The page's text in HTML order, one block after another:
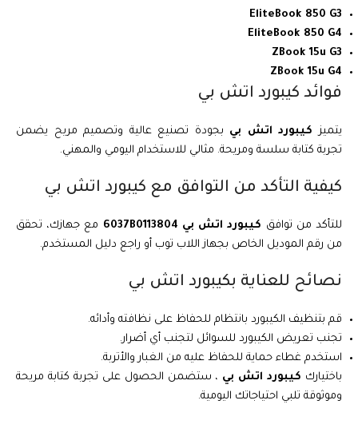
EliteBook 850 G3
EliteBook 850 G4
ZBook 15u G3
ZBook 15u G4
فوائد كيبورد اتش بي
يتميز كيبورد اتش بي بجودة تصنيع عالية وتصميم مريح يضمن
تجربة كتابة سلسة ومريحة. مثالي للاستخدام اليومي والمهني.
كيفية التأكد من التوافق مع كيبورد اتش بي
للتأكد من توافق كيبورد اتش بي 6037B0113804
مع جهازك، تحقق
من رقم الموديل الخاص بجهاز اللاب توب أو راجع دليل المستخدم.
نصائح للعناية بكيبورد اتش بي
قم بتنظيف الكيبورد بانتظام للحفاظ على نظافته وأدائه.
تجنب تعريض الكيبورد للسوائل لتجنب أي أضرار.
استخدم غطاء حماية للحفاظ عليه من الغبار والأتربة.
باختيارك كيبورد اتش بي ، ستضمن الحصول على تجربة كتابة مريحة
وموثوقة تلبي احتياجاتك اليومية.